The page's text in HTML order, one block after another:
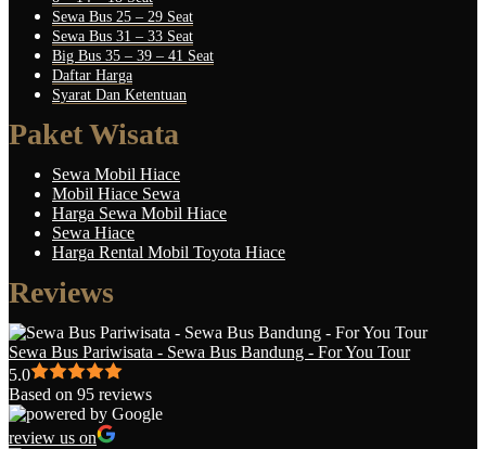
Sewa Bus 25 – 29 Seat
Sewa Bus 31 – 33 Seat
Big Bus 35 – 39 – 41 Seat
Daftar Harga
Syarat Dan Ketentuan
Paket Wisata
Sewa Mobil Hiace
Mobil Hiace Sewa
Harga Sewa Mobil Hiace
Sewa Hiace
Harga Rental Mobil Toyota Hiace
Reviews
Sewa Bus Pariwisata - Sewa Bus Bandung - For You Tour
5.0
Based on 95 reviews
review us on